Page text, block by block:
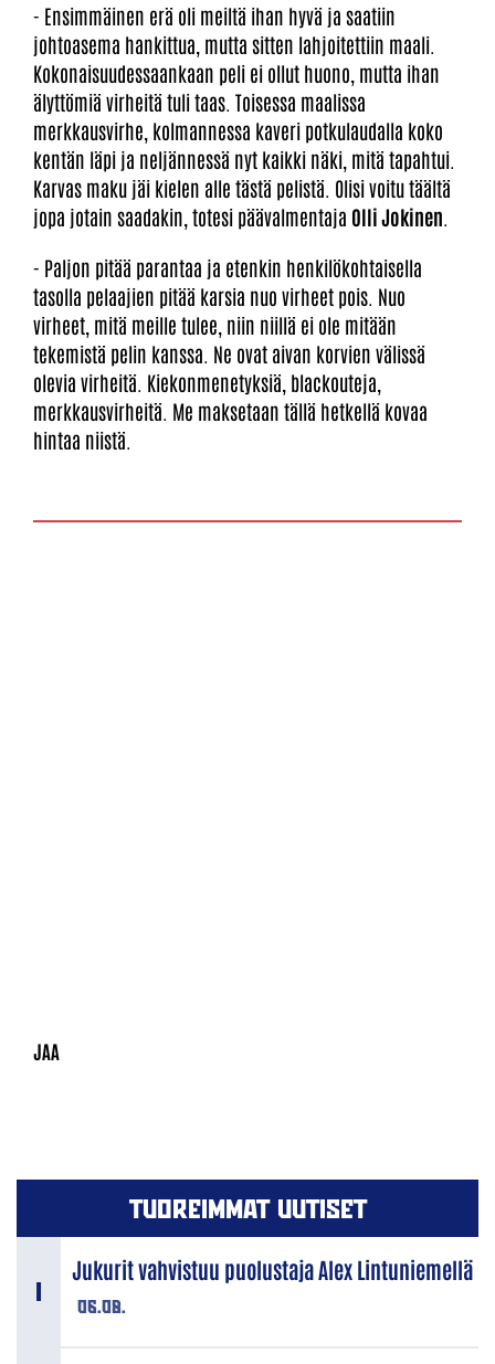
- Ensimmäinen erä oli meiltä ihan hyvä ja saatiin
johtoasema hankittua, mutta sitten lahjoitettiin maali.
Kokonaisuudessaankaan peli ei ollut huono, mutta ihan
älyttömiä virheitä tuli taas. Toisessa maalissa
merkkausvirhe, kolmannessa kaveri potkulaudalla koko
kentän läpi ja neljännessä nyt kaikki näki, mitä tapahtui.
Karvas maku jäi kielen alle tästä pelistä. Olisi voitu täältä
jopa jotain saadakin, totesi päävalmentaja Olli Jokinen
- Paljon pitää parantaa ja etenkin henkilökohtaisella
tasolla pelaajien pitää karsia nuo virheet pois. Nuo
virheet, mitä meille tulee, niin niillä ei ole mitään
tekemistä pelin kanssa. Ne ovat aivan korvien välissä
olevia virheitä. Kiekonmenetyksiä, blackouteja,
merkkausvirheitä. Me maksetaan tällä hetkellä kovaa
hintaa niistä.
TUOREIMMAT UUTISET
06.08.
Jukurit vahvistuu puolustaja Alex Lintuniemellä